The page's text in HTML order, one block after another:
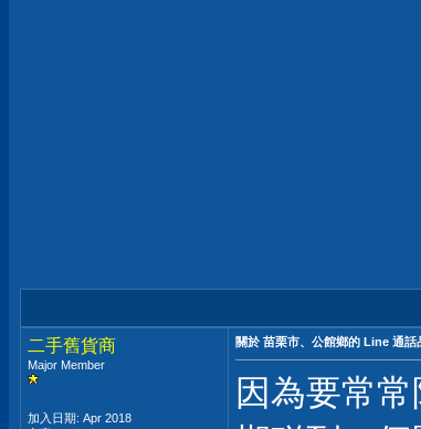
二手舊貨商
Major Member
加入日期: Apr 2018
關於 苗栗市、公館鄉的 Line 通話
因為要常